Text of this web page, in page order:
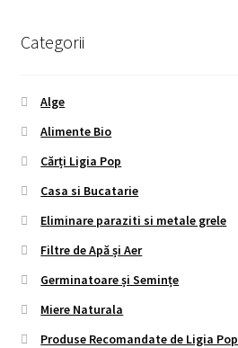
Categorii
Alge
Alimente Bio
Cărți Ligia Pop
Casa si Bucatarie
Eliminare paraziti si metale grele
Filtre de Apă și Aer
Germinatoare și Semințe
Miere Naturala
Produse Recomandate de Ligia Pop